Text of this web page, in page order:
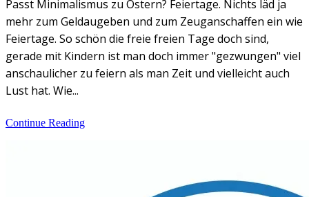
Passt Minimalismus zu Ostern? Feiertage. Nichts läd ja
mehr zum Geldaugeben und zum Zeuganschaffen ein wie
Feiertage. So schön die freie freien Tage doch sind,
gerade mit Kindern ist man doch immer "gezwungen" viel
anschaulicher zu feiern als man Zeit und vielleicht auch
Lust hat. Wie...
Continue Reading